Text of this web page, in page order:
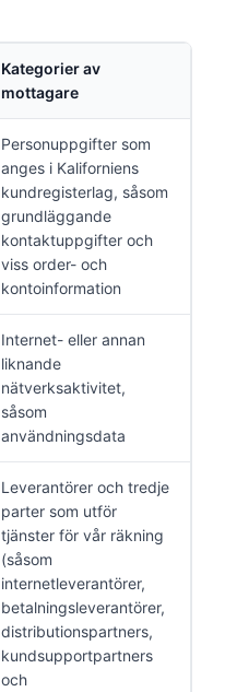
Kategorier av
mottagare
Personuppgifter som
anges i Kaliforniens
kundregisterlag, såsom
grundläggande
kontaktuppgifter och
viss order- och
kontoinformation
Internet- eller annan
liknande
nätverksaktivitet,
såsom
användningsdata
Leverantörer och tredje
parter som utför
tjänster för vår räkning
(såsom
internetleverantörer,
betalningsleverantörer,
distributionspartners,
kundsupportpartners
och